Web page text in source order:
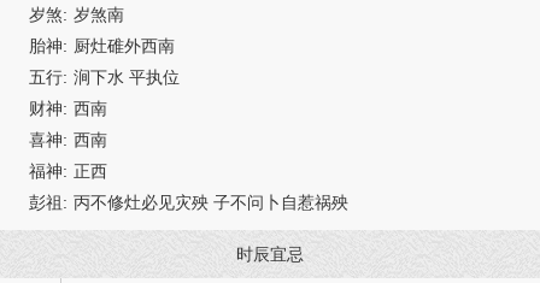
岁煞: 岁煞南
胎神: 厨灶碓外西南
五行: 涧下水 平执位
财神: 西南
喜神: 西南
福神: 正西
彭祖: 丙不修灶必见灾殃 子不问卜自惹祸殃
时辰宜忌